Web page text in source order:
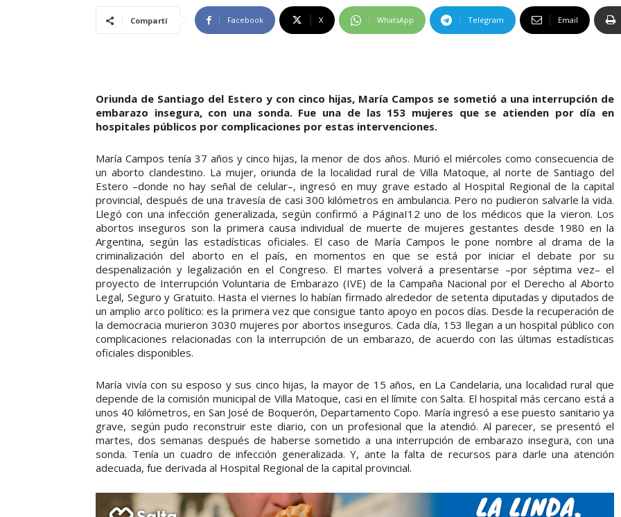
Compartí Facebook X WhatsApp Telegram Email
Oriunda de Santiago del Estero y con cinco hijas, María Campos se sometió a una interrupción de
embarazo insegura, con una sonda. Fue una de las 153 mujeres que se atienden por día en
hospitales públicos por complicaciones por estas intervenciones.
María Campos tenía 37 años y cinco hijas, la menor de dos años. Murió el miércoles como consecuencia de
un aborto clandestino. La mujer, oriunda de la localidad rural de Villa Matoque, al norte de Santiago del
Estero –donde no hay señal de celular–, ingresó en muy grave estado al Hospital Regional de la capital
provincial, después de una travesía de casi 300 kilómetros en ambulancia. Pero no pudieron salvarle la vida.
Llegó con una infección generalizada, según confirmó a PáginaI12 uno de los médicos que la vieron. Los
abortos inseguros son la primera causa individual de muerte de mujeres gestantes desde 1980 en la
Argentina, según las estadísticas oficiales. El caso de María Campos le pone nombre al drama de la
criminalización del aborto en el país, en momentos en que se está por iniciar el debate por su
despenalización y legalización en el Congreso. El martes volverá a presentarse –por séptima vez– el
proyecto de Interrupción Voluntaria de Embarazo (IVE) de la Campaña Nacional por el Derecho al Aborto
Legal, Seguro y Gratuito. Hasta el viernes lo habían firmado alrededor de setenta diputadas y diputados de
un amplio arco político: es la primera vez que consigue tanto apoyo en pocos días. Desde la recuperación de
la democracia murieron 3030 mujeres por abortos inseguros. Cada día, 153 llegan a un hospital público con
complicaciones relacionadas con la interrupción de un embarazo, de acuerdo con las últimas estadísticas
oficiales disponibles.
María vivía con su esposo y sus cinco hijas, la mayor de 15 años, en La Candelaria, una localidad rural que
depende de la comisión municipal de Villa Matoque, casi en el límite con Salta. El hospital más cercano está a
unos 40 kilómetros, en San José de Boquerón, Departamento Copo. María ingresó a ese puesto sanitario ya
grave, según pudo reconstruir este diario, con un profesional que la atendió. Al parecer, se presentó el
martes, dos semanas después de haberse sometido a una interrupción de embarazo insegura, con una
sonda. Tenía un cuadro de infección generalizada. Y, ante la falta de recursos para darle una atención
adecuada, fue derivada al Hospital Regional de la capital provincial.